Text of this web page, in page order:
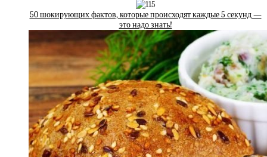
50 шокирующих фактов, которые происходят каждые 5 секунд —
это надо знать!